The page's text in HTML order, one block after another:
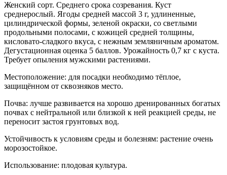
Женский сорт. Среднего срока созревания. Куст
среднерослый. Ягоды средней массой 3 г, удлиненные,
цилиндрической формы, зеленой окраски, со светлыми
продольными полосами, с кожицей средней толщины,
кисловато-сладкого вкуса, с нежным земляничным ароматом.
Дегустационная оценка 5 баллов. Урожайность 0,7 кг с куста.
Требует опыления мужскими растениями.
Местоположение: для посадки необходимо тёплое,
защищённом от сквозняков место.
Почва: лучше развивается на хорошо дренированных богатых
почвах с нейтральной или близкой к ней реакцией среды, не
переносит застоя грунтовых вод.
Устойчивость к условиям среды и болезням: растение очень
морозостойкое.
Использование: плодовая культура.